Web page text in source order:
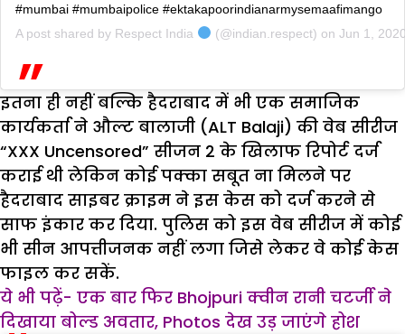
#mumbai #mumbaipolice #ektakapoorindianarmysemaafimango
A post shared by Respect India (@indian.respect) on Jun 1,
इतना ही नहीं बल्कि हैदराबाद में भी एक समाजिक
कार्यकर्ता ने औल्ट बालाजी (ALT Balaji) की वेब सीरीज
“XXX Uncensored” सीजन 2 के खिलाफ रिपोर्ट दर्ज
कराई थी लेकिन कोई पक्का सबूत ना मिलने पर
हैदराबाद साइबर क्राइम ने इस केस को दर्ज करने से
साफ इंकार कर दिया. पुलिस को इस वेब सीरीज में कोई
भी सीन आपत्तीजनक नहीं लगा जिसे लेकर वे कोई केस
फाइल कर सकें.
ये भी पढ़ें- एक बार फिर Bhojpuri क्वीन रानी चटर्जी ने
दिखाया बोल्ड अवतार, Photos देख उड़ जाएंगे होश